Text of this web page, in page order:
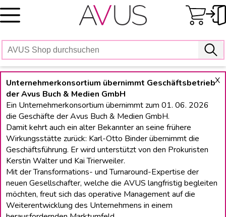
Skip
to
X
Unternehmerkonsortium übernimmt Geschäftsbetrieb
der Avus Buch & Medien GmbH
Ein Unternehmerkonsortium übernimmt zum 01. 06. 2026
die Geschäfte der Avus Buch & Medien GmbH.
Damit kehrt auch ein alter Bekannter an seine frühere
Wirkungsstätte zurück: Karl-Otto Binder übernimmt die
Geschäftsführung. Er wird unterstützt von den Prokuristen
Kerstin Walter und Kai Trierweiler.
Mit der Transformations- und Turnaround-Expertise der
neuen Gesellschafter, welche die AVUS langfristig begleiten
möchten, freut sich das operative Management auf die
Weiterentwicklung des Unternehmens in einem